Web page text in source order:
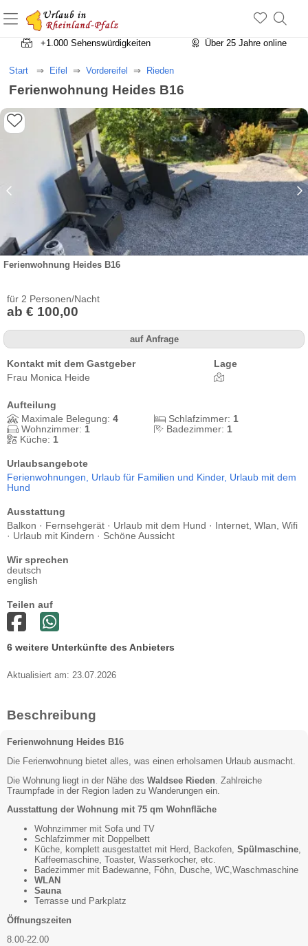
+1.500 Unterkünfte in Rheinland-Pfalz
+1.000 Sehenswürdigkeiten
Über 25 Jahre online
Start Eifel Vordereifel Rieden
Ferienwohnung Heides B16
Ferienwohnung Heides B16
für 2 Personen/Nacht
ab € 100,00
auf Anfrage
Kontakt mit dem Gastgeber
Frau Monica Heide
Lage
Aufteilung
Maximale Belegung: 4 Schlafzimmer: 1
Wohnzimmer: 1 Badezimmer: 1
Küche: 1
Urlaubsangebote
Ferienwohnungen, Urlaub für Familien und Kinder, Urlaub mit dem
Hund
Ausstattung
Balkon · Fernsehgerät · Urlaub mit dem Hund · Internet, Wlan, Wifi
· Urlaub mit Kindern · Schöne Aussicht
Wir sprechen
deutsch
english
Teilen auf
6 weitere Unterkünfte des Anbieters
Aktualisiert am: 23.07.2026
Beschreibung
Ferienwohnung Heides B16
Die Ferienwohnung bietet alles, was einen erholsamen Urlaub ausmacht.
Die Wohnung liegt in der Nähe des Waldsee Rieden . Zahlreiche
Traumpfade in der Region laden zu Wanderungen ein.
Ausstattung der Wohnung mit 75 qm Wohnfläche
Wohnzimmer mit Sofa und TV
Schlafzimmer mit Doppelbett
Küche, komplett ausgestattet mit Herd, Backofen, Spülmaschine,
Kaffeemaschine, Toaster, Wasserkocher, etc.
Badezimmer mit Badewanne, Föhn, Dusche, WC,Waschmaschine
WLAN
Sauna
Terrasse und Parkplatz
Öffnungszeiten
8.00-22.00